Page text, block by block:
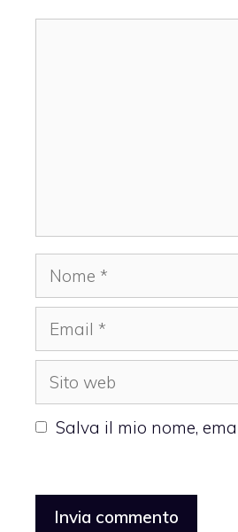
Nome
Email
Sito
web
Salva il mio nome,